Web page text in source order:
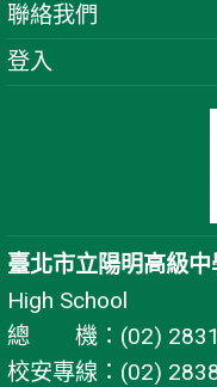
聯絡我們
登入
臺北市立陽明高級中
High School
總 機：(02)
校安專線：(02)